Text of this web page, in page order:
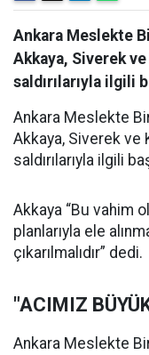
Ankara Meslekte
Akkaya, Siverek ve
saldırılarıyla ilgili
Ankara Meslekte
Akkaya, Siverek ve
saldırılarıyla ilgili
Akkaya “Bu vahim
planlarıyla ele
çıkarılmalıdır” dedi.
"ACIMIZ
Ankara Meslekte